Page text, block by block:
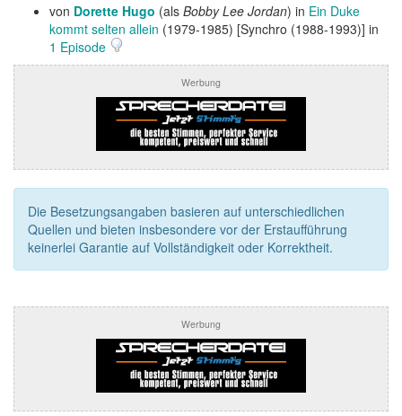
von Dorette Hugo (als Bobby Lee Jordan) in Ein Duke
kommt selten allein (1979-1985) [Synchro (1988-1993)] in
1 Episode
Werbung
Die Besetzungsangaben basieren auf unterschiedlichen
Quellen und bieten insbesondere vor der Erstaufführung
keinerlei Garantie auf Vollständigkeit oder Korrektheit.
Werbung